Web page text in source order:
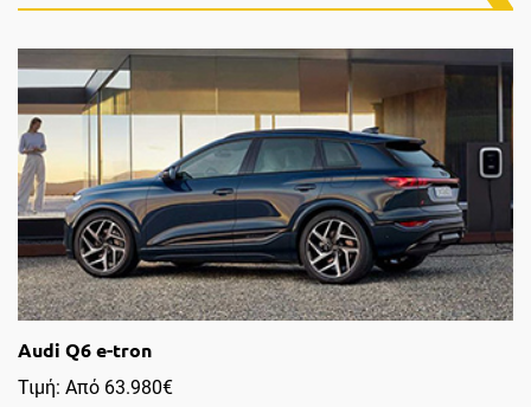
Audi Q6 e-tron
Τιμή: Από 63.980€